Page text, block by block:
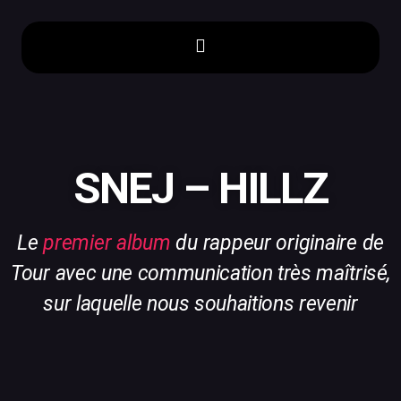
SNEJ – HILLZ
Lepremier album du rappeur originaire de
Tour avec une communication très maîtrisé,
sur laquelle nous souhaitions revenir